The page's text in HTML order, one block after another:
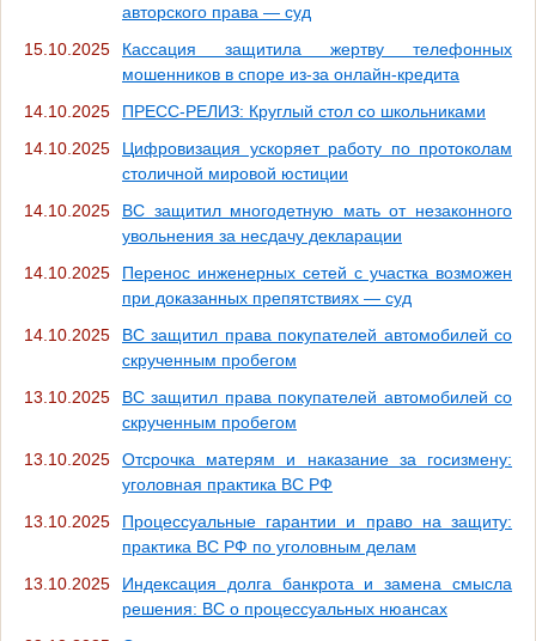
авторского права — суд
15.10.2025
Кассация защитила жертву телефонных
мошенников в споре из-за онлайн-кредита
14.10.2025
ПРЕСС-РЕЛИЗ: Круглый стол со школьниками
14.10.2025
Цифровизация ускоряет работу по протоколам
столичной мировой юстиции
14.10.2025
ВС защитил многодетную мать от незаконного
увольнения за несдачу декларации
14.10.2025
Перенос инженерных сетей с участка возможен
при доказанных препятствиях — суд
14.10.2025
ВС защитил права покупателей автомобилей со
скрученным пробегом
13.10.2025
ВС защитил права покупателей автомобилей со
скрученным пробегом
13.10.2025
Отсрочка матерям и наказание за госизмену:
уголовная практика ВС РФ
13.10.2025
Процессуальные гарантии и право на защиту:
практика ВС РФ по уголовным делам
13.10.2025
Индексация долга банкрота и замена смысла
решения: ВС о процессуальных нюансах